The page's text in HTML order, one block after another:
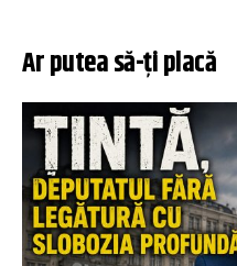
Ar putea să-ți placă